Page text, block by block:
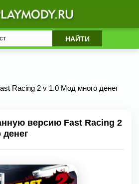
Racing 2 v 1.0 Мод много денег
версию Fast Racing 2